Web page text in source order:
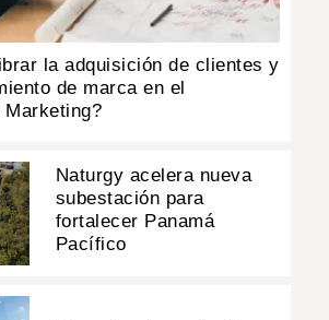
la adquisición de clientes y
de marca en el
Marketing?
Naturgy acelera nueva
subestación para
fortalecer Panamá
Pacífico